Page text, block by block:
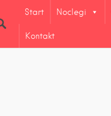
Start Noclegi
Kontakt